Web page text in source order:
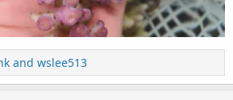
and wslee513